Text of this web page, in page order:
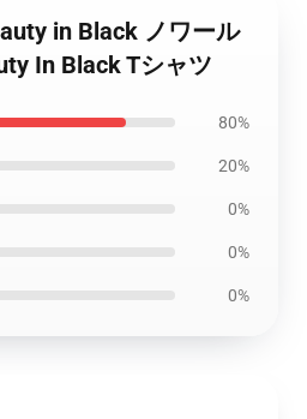
in Black ノワール
In Black Tシャツ
80%
20%
0%
0%
0%